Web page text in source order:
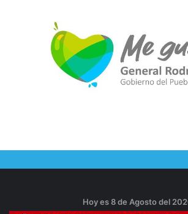
Hoy es 8 de Agosto del